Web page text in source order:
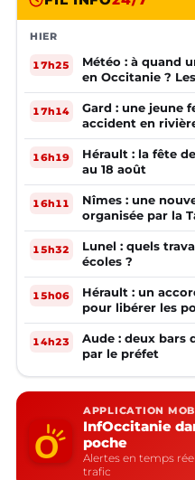
HIER
17h25
Météo : à quand
en Occitanie ?
17h14
Gard : une jeune
accident en
16h19
Hérault : la fête
au 18 août
16h11
Nîmes : une
organisée par la
15h32
Lunel : quels
écoles ?
15h06
Hérault : un
pour libérer les
14h23
Aude : deux bars
par le préfet
APPLICATION
InfOccitanie
poche
Alertes en temps
trafic